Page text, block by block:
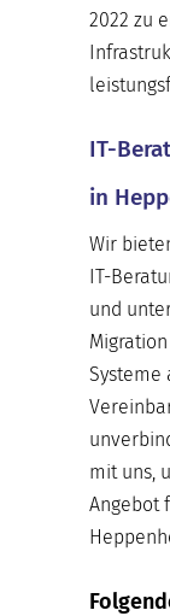
2022 zu
IT-
in
Wir
IT-
und
Systeme
mit uns,
Angebot